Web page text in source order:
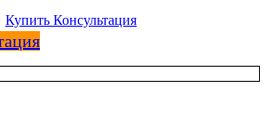
Купить Консультация